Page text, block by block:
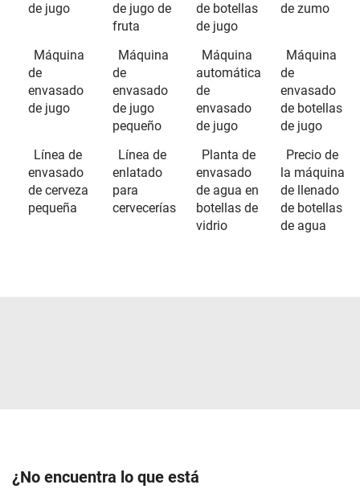
de jugo
de jugo de
fruta
de botellas
de jugo
de zumo
Máquina
de
envasado
de jugo
Máquina
de
envasado
de jugo
pequeño
Máquina
automática
de
envasado
de jugo
Máquina
de
envasado
de botellas
de jugo
Línea de
envasado
de cerveza
pequeña
Línea de
enlatado
para
cervecerías
Planta de
envasado
de agua en
botellas de
vidrio
Precio de
la máquina
de llenado
de botellas
de agua
¿No encuentra lo que está